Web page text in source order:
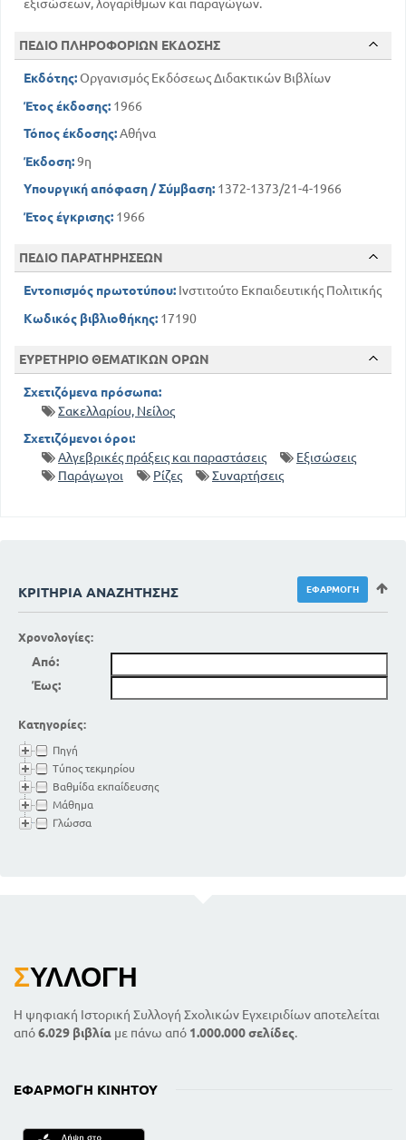
ΚΕΦ 8
263
ΠΕΡΙ ΛΟΓΑΡΙΘΜΙΚΩΝ ΠΙΝΑΚΩΝ
ΠΡΟΒΛΗΜΑΤΑ ΧΡΕΩΛΥΣΙΑΣ
ΚΕΦ 9
ΙΔΙΟΤΗΤΕΣ ΤΩΝ ΑΠΟΛΥΤΩΝ ΤΙΜΩΝ ΠΡΑΓΜΑΤΙΚΩΝ
ΑΡΙΘΜΩΝ
ΔΥΝΑΜΕΩΣ ΜΕΤΑΒΛΗΤΩΝ ΠΟΣΟΤΗΤΩΝ
ΚΕΦ 10
335
ΧΡΗΣΤΙΜΟΤΗΣ ΑΡΧΙΚΩΝ ΣΥΝΑΡΤΗΣΕΩΝ
εξισώσεων, λογαρίθμων και παραγώγων.
ΠΕΔΙΟ ΠΛΗΡΟΦΟΡΙΩΝ ΕΚΔΟΣΗΣ
Εκδότης:Οργανισμός Εκδόσεως Διδακτικών Βιβλίων
Έτος έκδοσης: 1966
Τόπος έκδοσης:Αθήνα
Έκδοση:9η
Υπουργική απόφαση / Σύμβαση: 1372-1373/21-4-1966
Έτος έγκρισης: 1966
ΠΕΔΙΟ ΠΑΡΑΤΗΡΗΣΕΩΝ
Εντοπισμός πρωτοτύπου: Ινστιτούτο Εκπαιδευτικής Πολιτικής
Κωδικός βιβλιοθήκης: 17190
ΕΥΡΕΤΗΡΙΟ ΘΕΜΑΤΙΚΩΝ ΟΡΩΝ
Σχετιζόμενα πρόσωπα:
Σακελλαρίου, Νείλος
Σχετιζόμενοι όροι:
Αλγεβρικές πράξεις και παραστάσεις
Εξισώσεις
Παράγωγοι
Ρίζες Συναρτήσεις
ΚΡΙΤΉΡΙΑ ΑΝΑΖΉΤΗΣΗΣ
Χρονολογίες:
Από:
Έως:
Κατηγορίες:
Πηγή
Τύπος τεκμηρίου
Βαθμίδα εκπαίδευσης
Μάθημα
Γλώσσα
ΣΥΛΛΟΓΉ
Η ψηφιακή Ιστορική Συλλογή Σχολικών Εγχειριδίων αποτελείται
από6.029 βιβλία με πάνω από 1.000.000 σελίδες.
ΕΦΑΡΜΟΓΉ ΚΙΝΗΤΟΎ